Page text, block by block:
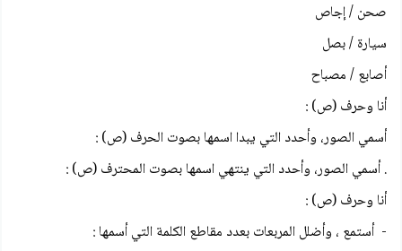
صحن / إجاص
سيارة / بصل
أصابع / مصباح
أنا وحرف (ص) :
أسمي الصور، وأحدد التي يبدا اسمها بصوت الحرف (ص) :
. أسمي الصور، وأحدد التي ينتهي اسمها بصوت المحترف (ص) :
أنا وحرف (ص) :
- أستمع ، وأضلل المربعات بعدد مقاطع الكلمة التي أسمها :